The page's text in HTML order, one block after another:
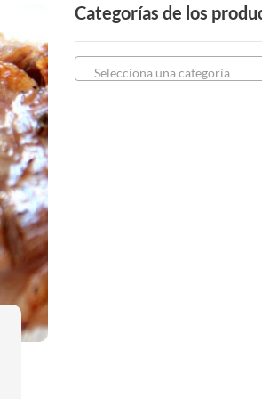
Categorías de los
Selecciona una categoría